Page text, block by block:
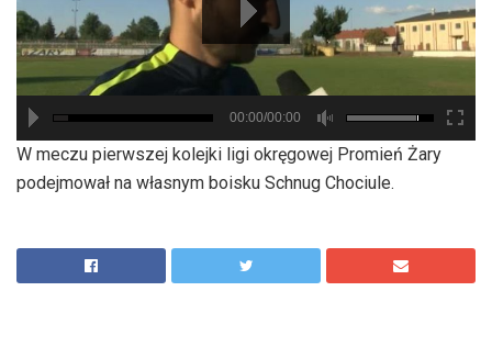
hd2880
hd2160
hd2160
hd1440
highres
hd1080
hd720
large
medium
small
tiny
00:00/00:00
W meczu pierwszej kolejki ligi okręgowej Promień Żary
podejmował na własnym boisku Schnug Chociule.